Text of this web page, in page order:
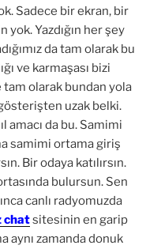
Sadece bir ekran, bir
Yazdığın her şey
da tam olarak bu
ve karmaşası bizi
tam olarak bundan yola
uzak belki.
amacı da bu. Samimi
samimi ortama giriş
Bir odaya katılırsın.
bulursun. Sen
canlı radyomuzda
chatsitesinin en garip
aynı zamanda donuk